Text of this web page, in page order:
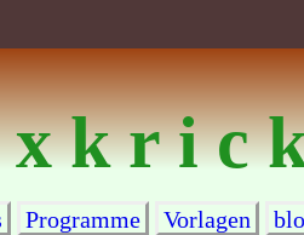
k r i c
Programme Vorlagen